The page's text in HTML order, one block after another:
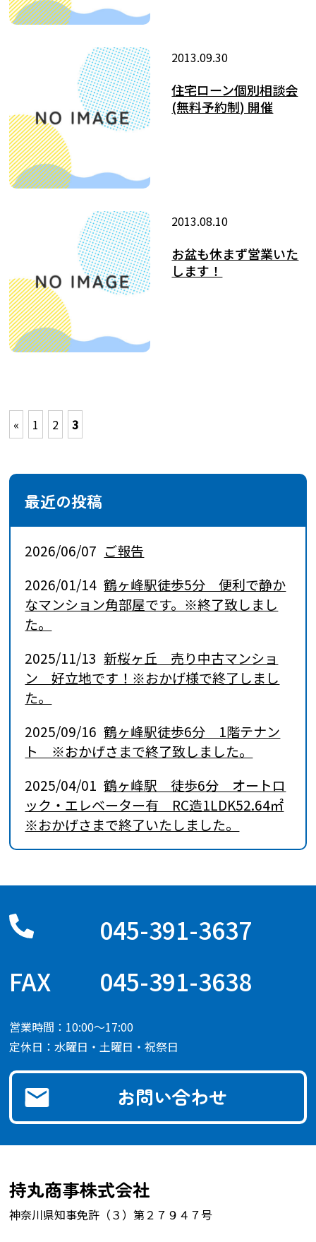
2013.09.30
住宅ローン個別相談会
(無料予約制) 開催
2013.08.10
お盆も休まず営業いた
します！
« 1 2 3
最近の投稿
2026/06/07 ご報告
2026/01/14 鶴ヶ峰駅徒歩5分 便利で静か
なマンション角部屋です。※終了致しまし
た。
2025/11/13 新桜ヶ丘 売り中古マンショ
ン 好立地です！※おかげ様で終了しまし
た。
2025/09/16 鶴ヶ峰駅徒歩6分 1階テナン
ト ※おかげさまで終了致しました。
2025/04/01 鶴ヶ峰駅 徒歩6分 オートロ
ック・エレベーター有 RC造1LDK52.64㎡
※おかげさまで終了いたしました。
045-391-3637
045-391-3638
営業時間：10:00～17:00
定休日：水曜日・土曜日・祝祭日
お問い合わせ
持丸商事株式会社
神奈川県知事免許（３）第２７９４７号